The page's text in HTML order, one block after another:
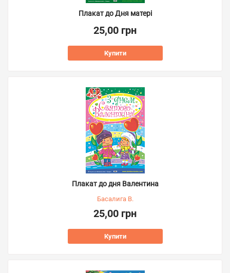
Плакат до Дня матері
25,00 грн
Купити
Плакат до дня Валентина
Басалига В.
25,00 грн
Купити